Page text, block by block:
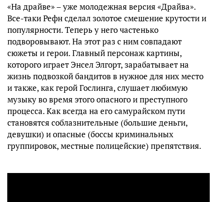
«На драйве» – уже молодежная версия «Драйва».
Все-таки Рефн сделал золотое смешение крутости и
популярности. Теперь у него частенько
подворовывают. На этот раз с ним совпадают
сюжеты и герои. Главный персонаж картины,
которого играет Энсел Элгорт, зарабатывает на
жизнь подвозкой бандитов в нужное для них место
и также, как герой Гослинга, слушает любимую
музыку во время этого опасного и преступного
процесса. Как всегда на его самурайском пути
становятся соблазнительные (большие деньги,
девушки) и опасные (боссы криминальных
группировок, местные полицейские) препятствия.